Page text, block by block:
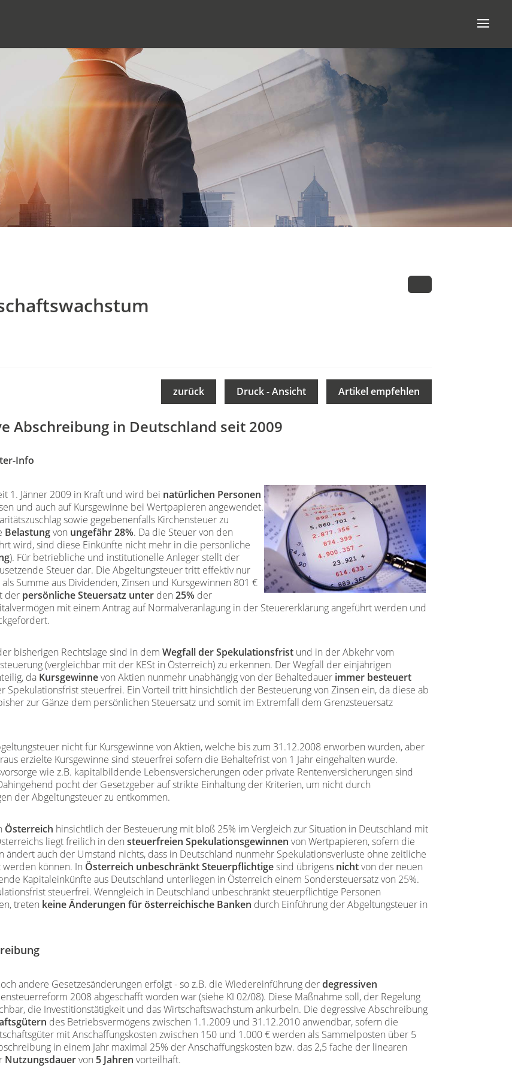
zurück Druck - Ansicht Artikel empfehlen
Abschreibung in Deutschland seit 2009
Info
1. Jänner 2009 in Kraft und wird bei natürlichen Personen
und auch auf Kursgewinne bei Wertpapieren angewendet.
sowie gegebenenfalls Kirchensteuer zu
Belastungvon ungefähr 28%. Da die Steuer von den
wird, sind diese Einkünfte nicht mehr in die persönliche
). Für betriebliche und institutionelle Anleger stellt der
Steuer dar. Die Abgeltungsteuer tritt effektiv nur
Summe aus Dividenden, Zinsen und Kursgewinnen 801 €
der persönliche Steuersatz unter den25% der
mit einem Antrag auf Normalveranlagung in der Steuererklärung angeführt werden und
bisherigen Rechtslage sind in demWegfall der Spekulationsfrist und in der Abkehr vom
(vergleichbar mit der KESt in Österreich) zu erkennen. Der Wegfall der einjährigen
da Kursgewinnevon Aktien nunmehr unabhängig von der Behaltedauer immer besteuert
steuerfrei. Ein Vorteil tritt hinsichtlich der Besteuerung von Zinsen ein, da diese ab
zur Gänze dem persönlichen Steuersatz und somit im Extremfall dem Grenzsteuersatz
nicht für Kursgewinne von Aktien, welche bis zum 31.12.2008 erworben wurden, aber
erzielte Kursgewinne sind steuerfrei sofern die Behaltefrist von 1 Jahr eingehalten wurde.
wie z.B. kapitalbildende Lebensversicherungen oder private Rentenversicherungen sind
pocht der Gesetzgeber auf strikte Einhaltung der Kriterien, um nicht durch
der Abgeltungsteuer zu entkommen.
Österreich hinsichtlich der Besteuerung mit bloß 25% im Vergleich zur Situation in Deutschland mit
liegt freilich in densteuerfreien Spekulationsgewinnen von Wertpapieren, sofern die
auch der Umstand nichts, dass in Deutschland nunmehr Spekulationsverluste ohne zeitliche
können. In Österreich unbeschränkt Steuerpflichtigesind übrigens nichtvon der neuen
Kapitaleinkünfte aus Deutschland unterliegen in Österreich einem Sondersteuersatz von 25%.
steuerfrei. Wenngleich in Deutschland unbeschränkt steuerpflichtige Personen
treten keine Änderungen für österreichische Banken durch Einführung der Abgeltungsteuer in
andere Gesetzesänderungen erfolgt - so z.B. die Wiedereinführung derdegressiven
2008 abgeschafft worden war (siehe KI 02/08). Diese Maßnahme soll, der Regelung
die Investitionstätigkeit und das Wirtschaftswachstum ankurbeln. Die degressive Abschreibung
des Betriebsvermögens zwischen 1.1.2009 und 31.12.2010 anwendbar, sofern die
mit Anschaffungskosten zwischen 150 und 1.000 € werden als Sammelposten über 5
in einem Jahr maximal 25% der Anschaffungskosten bzw. das 2,5 fache der linearen
Nutzungsdauervon 5 Jahren vorteilhaft.